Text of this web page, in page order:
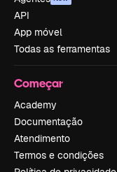
API
App móvel
Todas as ferramentas
Começar
Academy
Documentação
Atendimento
Termos e condições